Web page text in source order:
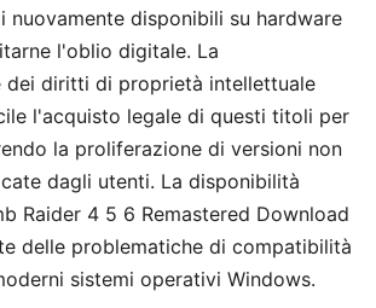
nuovamente disponibili su hardware
l'oblio digitale. La
dei diritti di proprietà intellettuale
l'acquisto legale di questi titoli per
la proliferazione di versioni non
dagli utenti. La disponibilità
Raider 4 5 6 Remastered Download
delle problematiche di compatibilità
sistemi operativi Windows.